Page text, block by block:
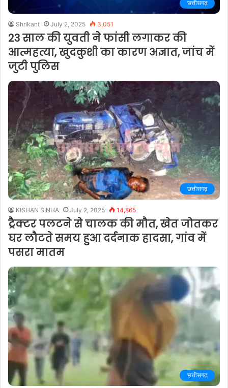
छत्तीसगढ़
Shrikant July 2, 2025 3,051
23 साल की युवती ने फांसी लगाकर की
आत्महत्या, खुदकुशी का कारण अज्ञात, जांच में
जुटी पुलिस
छत्तीसगढ़
KISHAN SINHA July 2, 2025 14,865
ट्रैक्टर पलटने से चालक की मौत, खेत जोतकर
घर लौटते समय हुआ दर्दनाक हादसा, गांव में
पसरा मातम
छत्तीसगढ़